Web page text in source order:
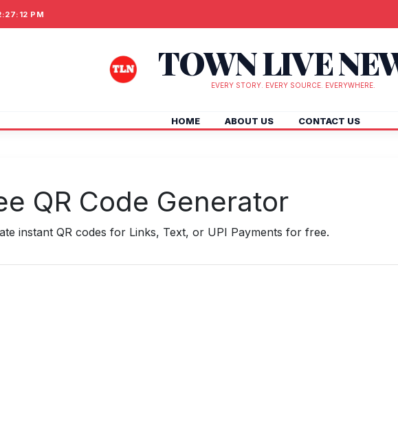
PM
TOWN LIVE
EVERY STORY. EVERY SOURCE. EVERYWHERE.
HOME ABOUT US CONTACT US
QR Code Generator
instant QR codes for Links, Text, or UPI Payments for free.